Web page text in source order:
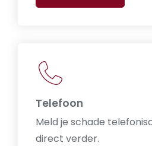
Telefoon
Meld je schade
direct verder.